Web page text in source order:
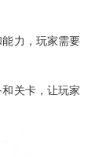
力，玩家需要
关卡，让玩家